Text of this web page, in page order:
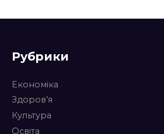
Рубрики
Економіка
Здоров’я
Культура
Освіта